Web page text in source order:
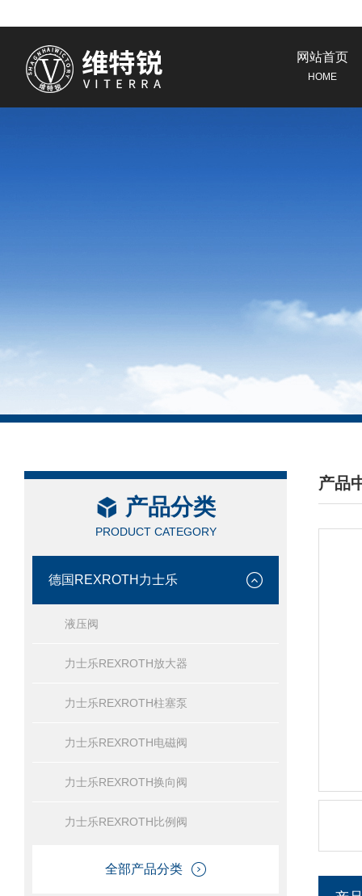
网站首页
HOME
产品分类
PRODUCT CATEGORY
德国REXROTH力士乐
液压阀
力士乐REXROTH放大器
力士乐REXROTH柱塞泵
力士乐REXROTH电磁阀
力士乐REXROTH换向阀
力士乐REXROTH比例阀
全部产品分类
产品
/